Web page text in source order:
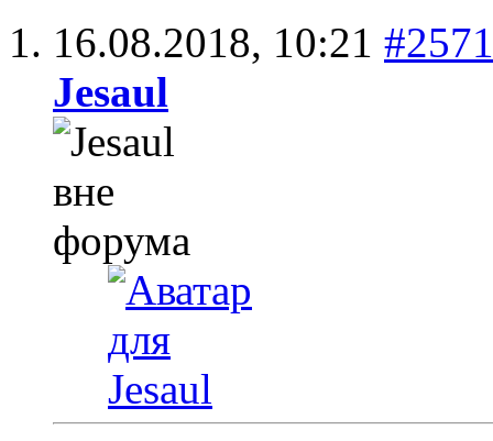
16.08.2018, 10:21 #2571
Jesaul